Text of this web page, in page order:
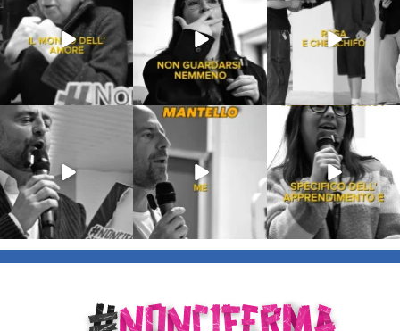
213 4 53 1 199 10
Lug 9
54
Giu 21 Giu 18
871